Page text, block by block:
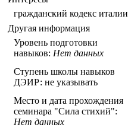
гражданский кодекс италии
Другая информация
Уровень подготовки
навыков: Нет данных
Ступень школы навыков
ДЭИР: не указывать
Место и дата прохождения
семинара "Сила стихий":
Нет данных